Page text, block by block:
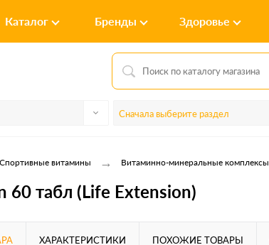
Каталог Бренды Здоровье
Сначала выберите раздел
Спортивные витамины → Витаминно-минеральные комплексы
табл (Life Extension)
ХАРАКТЕРИСТИКИ ПОХОЖИЕ ТОВАРЫ